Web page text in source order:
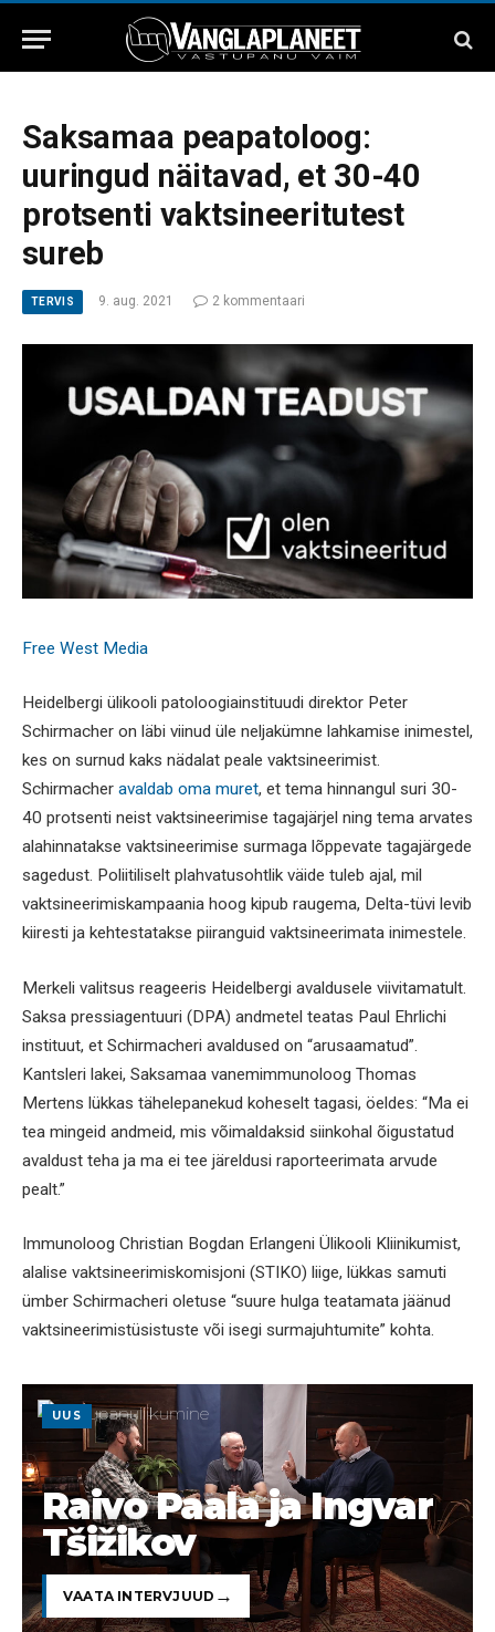
Saksamaa peapatoloog:
uuringud näitavad, et 30-40
protsenti vaktsineeritutest
sureb
TERVIS 9. aug. 2021 2 kommentaari
Free West Media
Heidelbergi ülikooli patoloogiainstituudi direktor Peter
Schirmacher on läbi viinud üle neljakümne lahkamise inimestel,
kes on surnud kaks nädalat peale vaktsineerimist.
Schirmacher avaldab oma muret, et tema hinnangul suri 30-
40 protsenti neist vaktsineerimise tagajärjel ning tema arvates
alahinnatakse vaktsineerimise surmaga lõppevate tagajärgede
sagedust. Poliitiliselt plahvatusohtlik väide tuleb ajal, mil
vaktsineerimiskampaania hoog kipub raugema, Delta-tüvi levib
kiiresti ja kehtestatakse piiranguid vaktsineerimata inimestele.
Merkeli valitsus reageeris Heidelbergi avaldusele viivitamatult.
Saksa pressiagentuuri (DPA) andmetel teatas Paul Ehrlichi
instituut, et Schirmacheri avaldused on “arusaamatud”.
Kantsleri lakei, Saksamaa vanemimmunoloog Thomas
Mertens lükkas tähelepanekud koheselt tagasi, öeldes: “Ma ei
tea mingeid andmeid, mis võimaldaksid siinkohal õigustatud
avaldust teha ja ma ei tee järeldusi raporteerimata arvude
pealt.”
Immunoloog Christian Bogdan Erlangeni Ülikooli Kliinikumist,
alalise vaktsineerimiskomisjoni (STIKO) liige, lükkas samuti
ümber Schirmacheri oletuse “suure hulga teatamata jäänud
vaktsineerimistüsistuste või isegi surmajuhtumite” kohta.
UUS
Raivo Paala ja Ingvar
Tšižikov
VAATA INTERVJUUD